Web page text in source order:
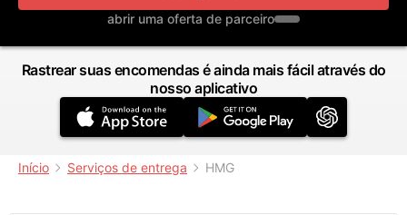
abrir uma oferta de parceiro
Rastrear suas encomendas é ainda mais fácil através do
nosso aplicativo
Início Serviços de entrega HMG